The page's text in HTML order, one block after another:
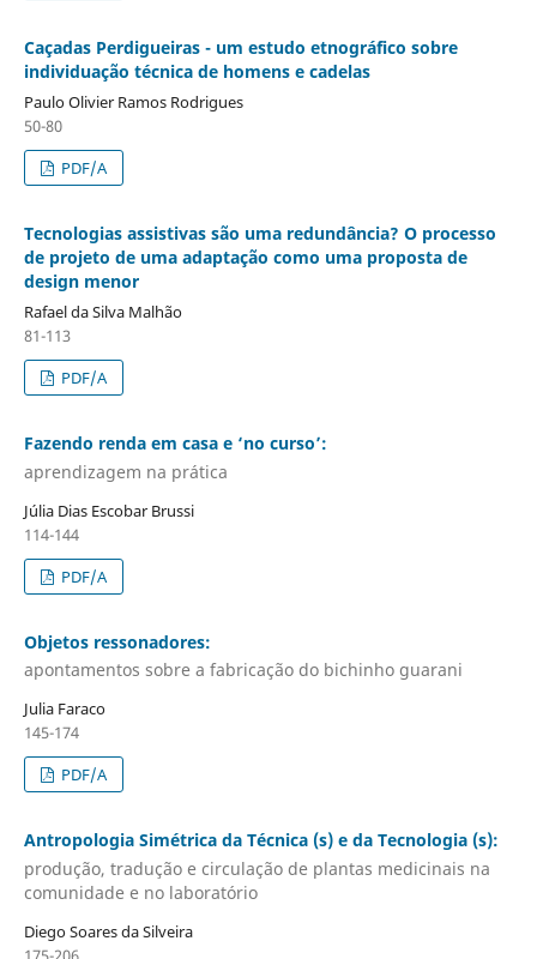
Caçadas Perdigueiras - um estudo etnográfico sobre
individuação técnica de homens e cadelas
Paulo Olivier Ramos Rodrigues
50-80
PDF/A
Tecnologias assistivas são uma redundância? O processo
de projeto de uma adaptação como uma proposta de
design menor
Rafael da Silva Malhão
81-113
PDF/A
Fazendo renda em casa e ‘no curso’:
aprendizagem na prática
Júlia Dias Escobar Brussi
114-144
PDF/A
Objetos ressonadores:
apontamentos sobre a fabricação do bichinho guarani
Julia Faraco
145-174
PDF/A
Antropologia Simétrica da Técnica (s) e da Tecnologia (s):
produção, tradução e circulação de plantas medicinais na
comunidade e no laboratório
Diego Soares da Silveira